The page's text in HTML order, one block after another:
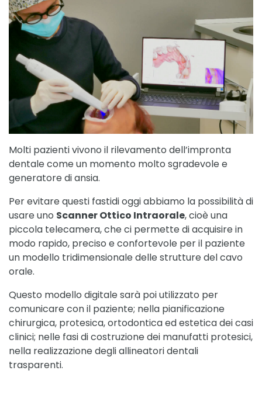
Molti pazienti vivono il rilevamento dell’impronta
dentale come un momento molto sgradevole e
generatore di ansia.
Per evitare questi fastidi oggi abbiamo la possibilità di
usare uno Scanner Ottico Intraorale, cioè una
piccola telecamera, che ci permette di acquisire in
modo rapido, preciso e confortevole per il paziente
un modello tridimensionale delle strutture del cavo
orale.
Questo modello digitale sarà poi utilizzato per
comunicare con il paziente; nella pianificazione
chirurgica, protesica, ortodontica ed estetica dei casi
clinici; nelle fasi di costruzione dei manufatti protesici,
nella realizzazione degli allineatori dentali
trasparenti.